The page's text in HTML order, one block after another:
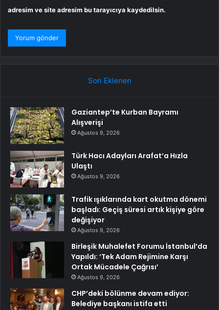
adresim ve site adresim bu tarayıcıya kaydedilsin.
Son Eklenen
Gaziantep’te Kurban Bayramı
Alışverişi
Ağustos 9, 2026
Türk Hacı Adayları Arafat’a Hızla
Ulaştı
Ağustos 9, 2026
Trafik ışıklarında kart okutma dönemi
başladı: Geçiş süresi artık kişiye göre
değişiyor
Ağustos 9, 2026
Birleşik Muhalefet Forumu İstanbul’da
Yapıldı: ‘Tek Adam Rejimine Karşı
Ortak Mücadele Çağrısı’
Ağustos 9, 2026
CHP’deki bölünme devam ediyor:
Belediye başkanı istifa etti